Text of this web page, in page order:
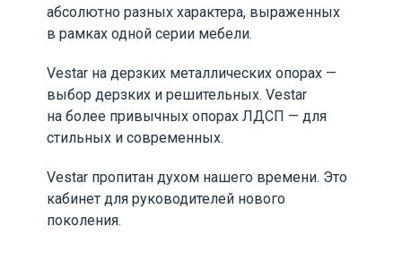
абсолютно разных характера, выраженных
в рамках одной серии мебели.
Vestar на дерзких металлических опорах —
выбор дерзких и решительных. Vestar
на более привычных опорах ЛДСП — для
стильных и современных.
Vestar пропитан духом нашего времени. Это
кабинет для руководителей нового
поколения.